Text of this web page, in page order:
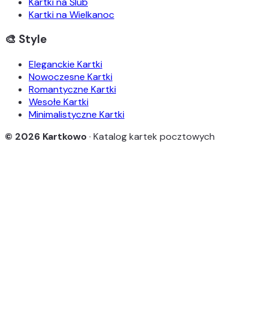
Kartki na Wielkanoc
🎨 Style
Eleganckie Kartki
Nowoczesne Kartki
Romantyczne Kartki
Wesołe Kartki
Minimalistyczne Kartki
© 2026 Kartkowo· Katalog kartek pocztowych